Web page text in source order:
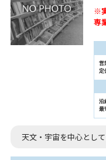
※
専
営
定
沿
最
天文・宇宙を中心とし